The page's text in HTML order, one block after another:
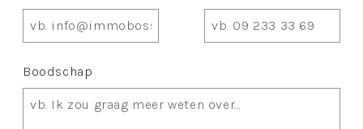
Boodschap